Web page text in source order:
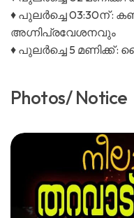
♦️ പുലർച്ചെ 03:30ന് :
അഗ്നിപ്രവേശനവും
♦️ പുലർച്ചെ 5 മണിക്ക് :
Photos/ Notice